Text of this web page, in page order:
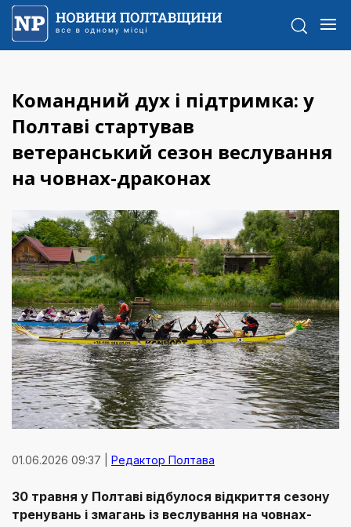
Командний дух і підтримка: у
Полтаві стартував
ветеранський сезон веслування
на човнах-драконах
01.06.2026 09:37 | Редактор Полтава
30 травня у Полтаві відбулося відкриття сезону
тренувань і змагань із веслування на човнах-